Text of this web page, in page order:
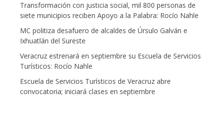
Transformación con justicia social, mil 800 personas de
siete municipios reciben Apoyo a la Palabra: Rocío Nahle
MC politiza desafuero de alcaldes de Úrsulo Galván e
Ixhuatlán del Sureste
Veracruz estrenará en septiembre su Escuela de Servicios
Turísticos: Rocío Nahle
Escuela de Servicios Turísticos de Veracruz abre
convocatoria; iniciará clases en septiembre